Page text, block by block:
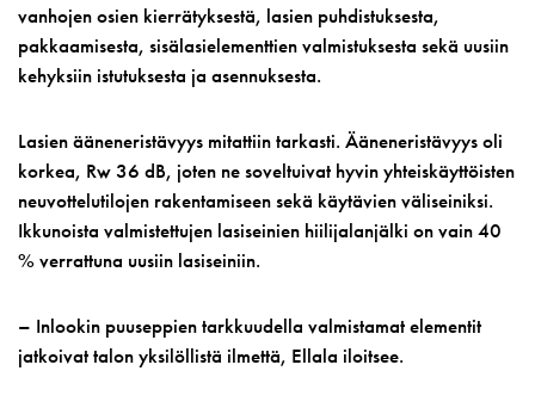
vanhojen osien kierrätyksestä, lasien puhdistuksesta,
pakkaamisesta, sisälasielementtien valmistuksesta sekä uusiin
kehyksiin istutuksesta ja asennuksesta.
Lasien ääneneristävyys mitattiin tarkasti. Ääneneristävyys oli
korkea, Rw 36 dB, joten ne soveltuivat hyvin yhteiskäyttöisten
neuvottelutilojen rakentamiseen sekä käytävien väliseiniksi.
Ikkunoista valmistettujen lasiseinien hiilijalanjälki on vain 40
% verrattuna uusiin lasiseiniin.
– Inlookin puuseppien tarkkuudella valmistamat elementit
jatkoivat talon yksilöllistä ilmettä, Ellala iloitsee.